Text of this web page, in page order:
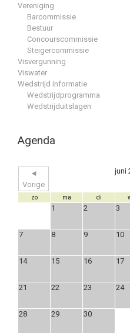
Vereniging
Barcommissie
Bestuur
Concourscommissie
Steigercommissie
Visvergunning
Viswater
Wedstrijd informatie
Wedstrijdprogramma
Wedstrijduitslagen
Agenda
◄
Vorige
juni
zo ma di
1 2 3
7 8 9 10
14 15 16 17
21 22 23 24
28 29 30